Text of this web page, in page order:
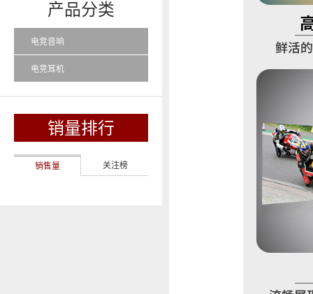
产品分类
电竞音响
电竞耳机
销量排行
销售量 关注榜